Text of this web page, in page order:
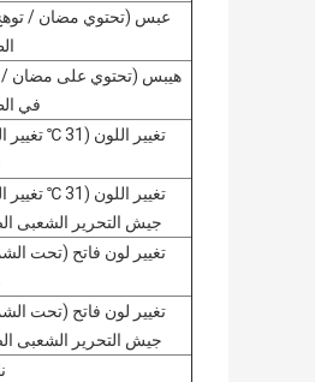
عبس (تحتوي مضان /
هيبس (تحتوي على مضان /
في
تغيير اللون (31 ℃
تغيير اللون (31 ℃
جيش التحرير الشعبى
تغيير لون فاتح (تحت
تغيير لون فاتح (تحت
جيش التحرير الشعبى